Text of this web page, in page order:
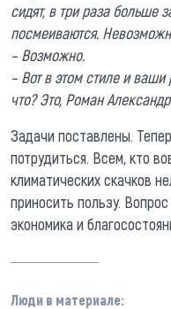
сидят, в три раза больше
посмеиваются.
– Возможно.
– Вот в этом стиле и
что? Это, Роман
Задачи поставлены.
потрудиться. Всем, кто
климатических скачков
приносить пользу.
экономика и
Люди в материале: